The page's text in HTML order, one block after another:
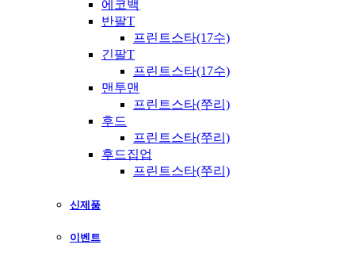
에코백
반팔T
프린트스타(17수)
긴팔T
프린트스타(17수)
맨투맨
프린트스타(쭈리)
후드
프린트스타(쭈리)
후드집업
프린트스타(쭈리)
신제품
이벤트